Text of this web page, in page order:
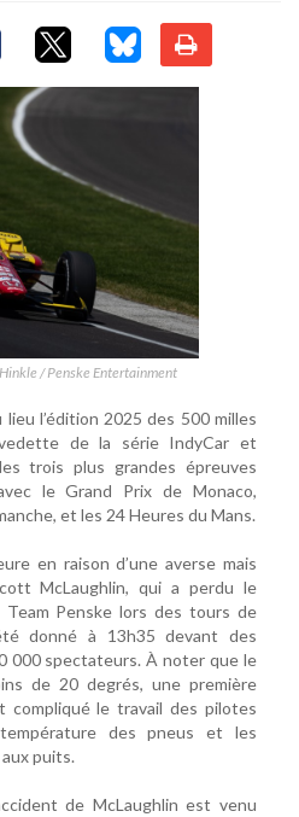
/ Penske Entertainment
lieu l’édition 2025 des 500 milles
vedette de la série IndyCar et
trois plus grandes épreuves
le Grand Prix de Monaco,
et les 24 Heures du Mans.
en raison d’une averse mais
McLaughlin, qui a perdu le
Penske lors des tours de
donné à 13h35 devant des
000 spectateurs. À noter que le
de 20 degrés, une première
compliqué le travail des pilotes
des pneus et les
puits.
de McLaughlin est venu